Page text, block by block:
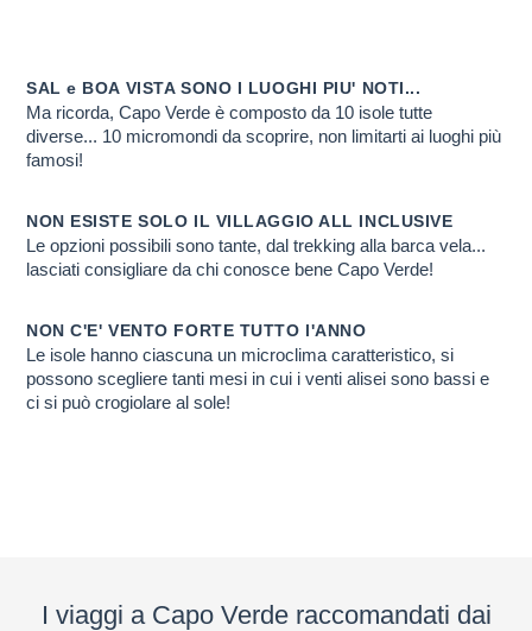
SAL e BOA VISTA SONO I LUOGHI PIU' NOTI...
Ma ricorda, Capo Verde è composto da 10 isole tutte
diverse... 10 micromondi da scoprire, non limitarti ai luoghi più
famosi!
NON ESISTE SOLO IL VILLAGGIO ALL INCLUSIVE
Le opzioni possibili sono tante, dal trekking alla barca vela...
lasciati consigliare da chi conosce bene Capo Verde!
NON C'E' VENTO FORTE TUTTO l'ANNO
Le isole hanno ciascuna un microclima caratteristico, si
possono scegliere tanti mesi in cui i venti alisei sono bassi e
ci si può crogiolare al sole!
I viaggi a Capo Verde raccomandati dai